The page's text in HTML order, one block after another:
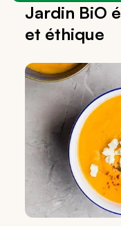
Jardin BiO
et éthique